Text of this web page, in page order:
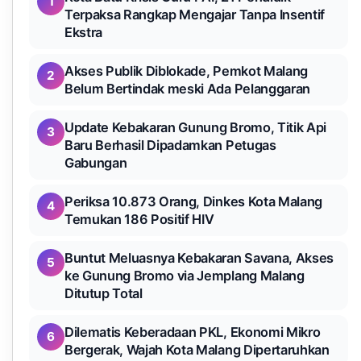
Terpaksa Rangkap Mengajar Tanpa Insentif
Ekstra
2
Akses Publik Diblokade, Pemkot Malang
Belum Bertindak meski Ada Pelanggaran
3
Update Kebakaran Gunung Bromo, Titik Api
Baru Berhasil Dipadamkan Petugas
Gabungan
4
Periksa 10.873 Orang, Dinkes Kota Malang
Temukan 186 Positif HIV
5
Buntut Meluasnya Kebakaran Savana, Akses
ke Gunung Bromo via Jemplang Malang
Ditutup Total
6
Dilematis Keberadaan PKL, Ekonomi Mikro
Bergerak, Wajah Kota Malang Dipertaruhkan